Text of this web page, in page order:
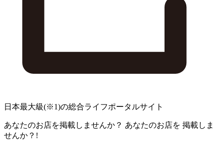
日本最大級(※1)の総合ライフポータルサイト
あなたのお店を掲載しませんか？ あなたのお店を 掲載しま
せんか？!